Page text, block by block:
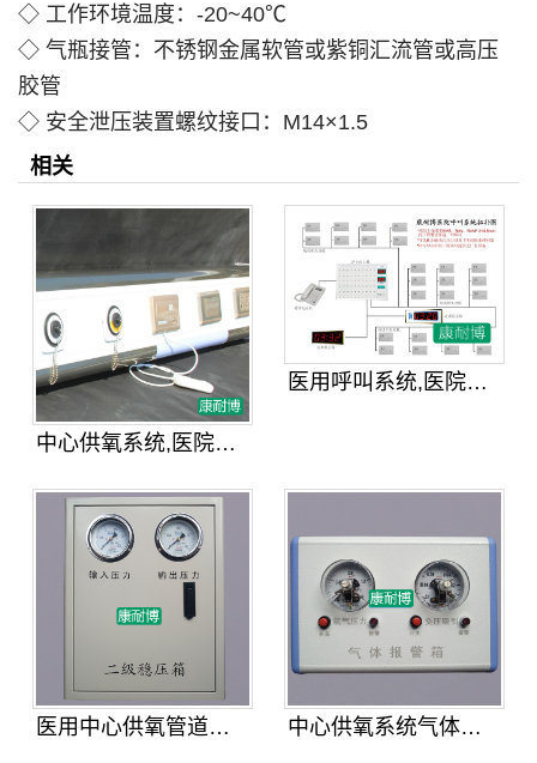
◇ 工作环境温度：-20~40℃
◇ 气瓶接管：不锈钢金属软管或紫铜汇流管或高压
胶管
◇ 安全泄压装置螺纹接口：M14×1.5
相关
中心供氧系统,医院病房床头设备带
医用呼叫系统,医院病房传呼对讲呼叫
医用中心供氧管道氧气二级减压箱 中心供氧系统气体压力报警箱